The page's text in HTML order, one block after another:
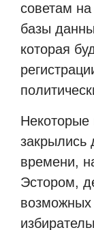
советам
базы
которая
Некоторые
закрылись
времени,
Эстором,
возможных